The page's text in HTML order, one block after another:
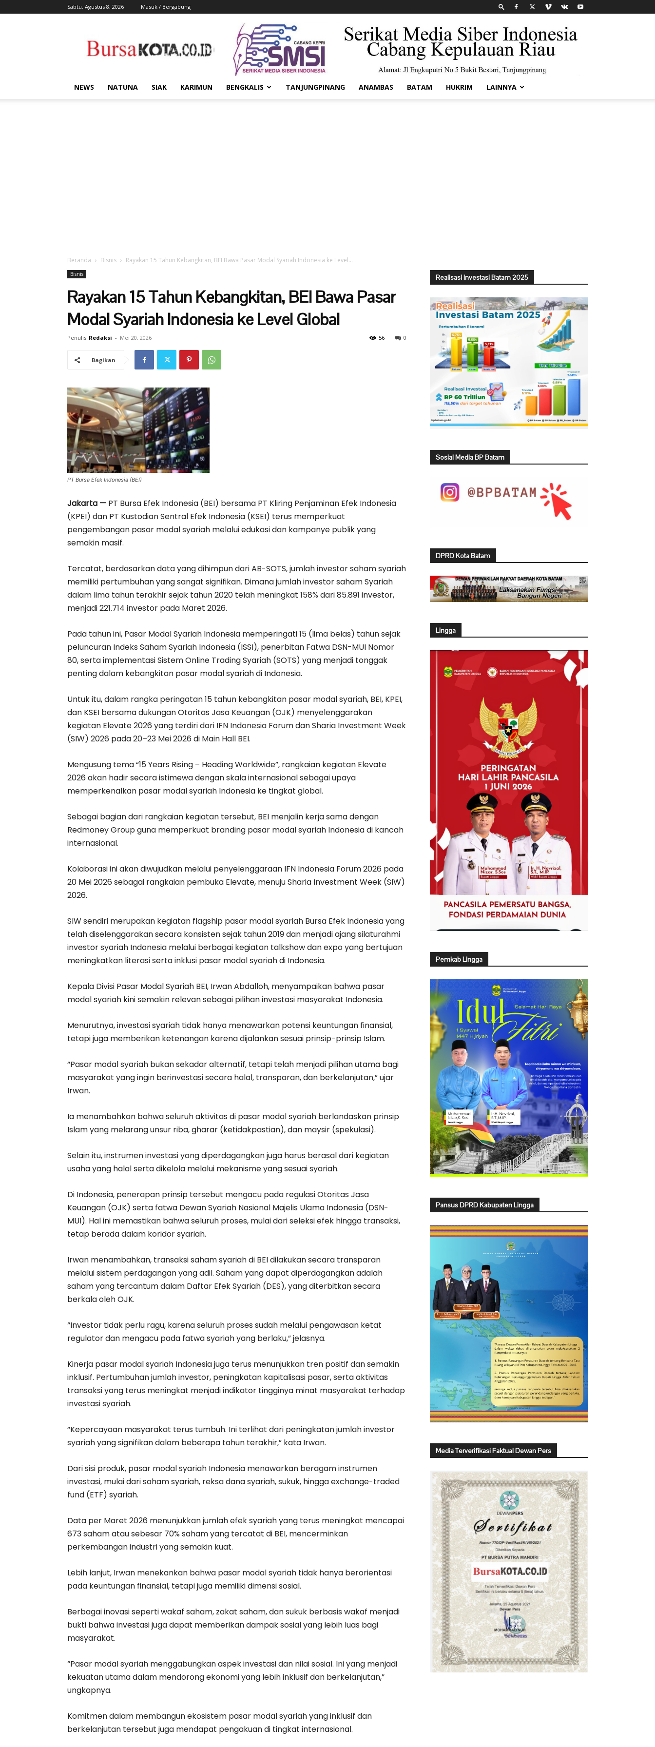
Sabtu, Agustus 8, 2026 Masuk / Bergabung
Kota
NEWS NATUNA SIAK KARIMUN BENGKALIS TANJUNGPINANG ANAMBAS BATAM HUKRIM LAINNYA
Beranda Bisnis Rayakan 15 Tahun Kebangkitan, BEI Bawa Pasar Modal Syariah Indonesia ke Level...
Bisnis
Rayakan 15 Tahun Kebangkitan, BEI Bawa Pasar
Modal Syariah Indonesia ke Level Global
Penulis Redaksi - Mei 20, 2026 0
56
Bagikan
PT Bursa Efek Indonesia (BEI)
Jakarta — PT Bursa Efek Indonesia (BEI) bersama PT Kliring Penjaminan Efek Indonesia
(KPEI) dan PT Kustodian Sentral Efek Indonesia (KSEI) terus memperkuat
pengembangan pasar modal syariah melalui edukasi dan kampanye publik yang
semakin masif.
Tercatat, berdasarkan data yang dihimpun dari AB-SOTS, jumlah investor saham syariah
memiliki pertumbuhan yang sangat signifikan. Dimana jumlah investor saham Syariah
dalam lima tahun terakhir sejak tahun 2020 telah meningkat 158% dari 85.891 investor,
menjadi 221.714 investor pada Maret 2026.
Pada tahun ini, Pasar Modal Syariah Indonesia memperingati 15 (lima belas) tahun sejak
peluncuran Indeks Saham Syariah Indonesia (ISSI), penerbitan Fatwa DSN-MUI Nomor
80, serta implementasi Sistem Online Trading Syariah (SOTS) yang menjadi tonggak
penting dalam kebangkitan pasar modal syariah di Indonesia.
Untuk itu, dalam rangka peringatan 15 tahun kebangkitan pasar modal syariah, BEI, KPEI,
dan KSEI bersama dukungan Otoritas Jasa Keuangan (OJK) menyelenggarakan
kegiatan Elevate 2026 yang terdiri dari IFN Indonesia Forum dan Sharia Investment Week
(SIW) 2026 pada 20–23 Mei 2026 di Main Hall BEI.
Mengusung tema “15 Years Rising – Heading Worldwide”, rangkaian kegiatan Elevate
2026 akan hadir secara istimewa dengan skala internasional sebagai upaya
memperkenalkan pasar modal syariah Indonesia ke tingkat global.
Sebagai bagian dari rangkaian kegiatan tersebut, BEI menjalin kerja sama dengan
Redmoney Group guna memperkuat branding pasar modal syariah Indonesia di kancah
internasional.
Kolaborasi ini akan diwujudkan melalui penyelenggaraan IFN Indonesia Forum 2026 pada
20 Mei 2026 sebagai rangkaian pembuka Elevate, menuju Sharia Investment Week (SIW)
2026.
SIW sendiri merupakan kegiatan flagship pasar modal syariah Bursa Efek Indonesia yang
telah diselenggarakan secara konsisten sejak tahun 2019 dan menjadi ajang silaturahmi
investor syariah Indonesia melalui berbagai kegiatan talkshow dan expo yang bertujuan
meningkatkan literasi serta inklusi pasar modal syariah di Indonesia.
Kepala Divisi Pasar Modal Syariah BEI, Irwan Abdalloh, menyampaikan bahwa pasar
modal syariah kini semakin relevan sebagai pilihan investasi masyarakat Indonesia.
Menurutnya, investasi syariah tidak hanya menawarkan potensi keuntungan finansial,
tetapi juga memberikan ketenangan karena dijalankan sesuai prinsip-prinsip Islam.
“Pasar modal syariah bukan sekadar alternatif, tetapi telah menjadi pilihan utama bagi
masyarakat yang ingin berinvestasi secara halal, transparan, dan berkelanjutan,” ujar
Irwan.
Ia menambahkan bahwa seluruh aktivitas di pasar modal syariah berlandaskan prinsip
Islam yang melarang unsur riba, gharar (ketidakpastian), dan maysir (spekulasi).
Selain itu, instrumen investasi yang diperdagangkan juga harus berasal dari kegiatan
usaha yang halal serta dikelola melalui mekanisme yang sesuai syariah.
Di Indonesia, penerapan prinsip tersebut mengacu pada regulasi Otoritas Jasa
Keuangan (OJK) serta fatwa Dewan Syariah Nasional Majelis Ulama Indonesia (DSN-
MUI). Hal ini memastikan bahwa seluruh proses, mulai dari seleksi efek hingga transaksi,
tetap berada dalam koridor syariah.
Irwan menambahkan, transaksi saham syariah di BEI dilakukan secara transparan
melalui sistem perdagangan yang adil. Saham yang dapat diperdagangkan adalah
saham yang tercantum dalam Daftar Efek Syariah (DES), yang diterbitkan secara
berkala oleh OJK.
“Investor tidak perlu ragu, karena seluruh proses sudah melalui pengawasan ketat
regulator dan mengacu pada fatwa syariah yang berlaku,” jelasnya.
Kinerja pasar modal syariah Indonesia juga terus menunjukkan tren positif dan semakin
inklusif. Pertumbuhan jumlah investor, peningkatan kapitalisasi pasar, serta aktivitas
transaksi yang terus meningkat menjadi indikator tingginya minat masyarakat terhadap
investasi syariah.
“Kepercayaan masyarakat terus tumbuh. Ini terlihat dari peningkatan jumlah investor
syariah yang signifikan dalam beberapa tahun terakhir,” kata Irwan.
Dari sisi produk, pasar modal syariah Indonesia menawarkan beragam instrumen
investasi, mulai dari saham syariah, reksa dana syariah, sukuk, hingga exchange-traded
fund (ETF) syariah.
Data per Maret 2026 menunjukkan jumlah efek syariah yang terus meningkat mencapai
673 saham atau sebesar 70% saham yang tercatat di BEI, mencerminkan
perkembangan industri yang semakin kuat.
Lebih lanjut, Irwan menekankan bahwa pasar modal syariah tidak hanya berorientasi
pada keuntungan finansial, tetapi juga memiliki dimensi sosial.
Berbagai inovasi seperti wakaf saham, zakat saham, dan sukuk berbasis wakaf menjadi
bukti bahwa investasi juga dapat memberikan dampak sosial yang lebih luas bagi
masyarakat.
“Pasar modal syariah menggabungkan aspek investasi dan nilai sosial. Ini yang menjadi
kekuatan utama dalam mendorong ekonomi yang lebih inklusif dan berkelanjutan,”
ungkapnya.
Komitmen dalam membangun ekosistem pasar modal syariah yang inklusif dan
berkelanjutan tersebut juga mendapat pengakuan di tingkat internasional.
Realisasi Investasi Batam 2025
Sosial Media BP Batam
DPRD Kota Batam
Lingga
Pemkab Lingga
Pansus DPRD Kabupaten Lingga
Media Terverifikasi Faktual Dewan Pers